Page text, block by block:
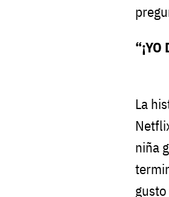
“¡YO
La
niña